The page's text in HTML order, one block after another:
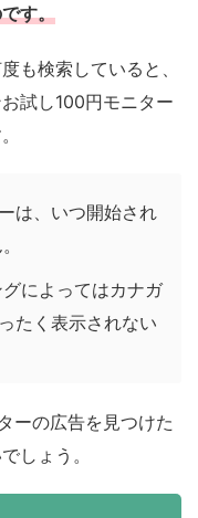
す。
も検索していると、
試し100円モニター
は、いつ開始され
によってはカナガ
たく表示されない
ーの広告を見つけた
しょう。